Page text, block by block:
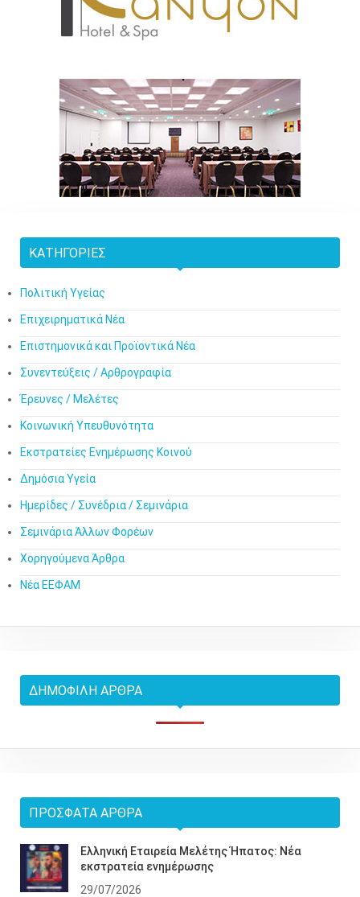
ΚΑΤΗΓΟΡΊΕΣ
Πολιτική Υγείας
Επιχειρηματικά Νέα
Επιστημονικά και Προϊοντικά Νέα
Συνεντεύξεις / Αρθρογραφία
Έρευνες / Μελέτες
Κοινωνική Υπευθυνότητα
Εκστρατείες Ενημέρωσης Κοινού
Δημόσια Υγεία
Ημερίδες / Συνέδρια / Σεμινάρια
Σεμινάρια Άλλων Φορέων
Χορηγούμενα Άρθρα
Νέα ΕΕΦΑΜ
ΔΗΜΟΦΙΛΉ ΆΡΘΡΑ
ΠΡΌΣΦΑΤΑ ΆΡΘΡΑ
Ελληνική Εταιρεία Μελέτης Ήπατος: Νέα
εκστρατεία ενημέρωσης
29/07/2026